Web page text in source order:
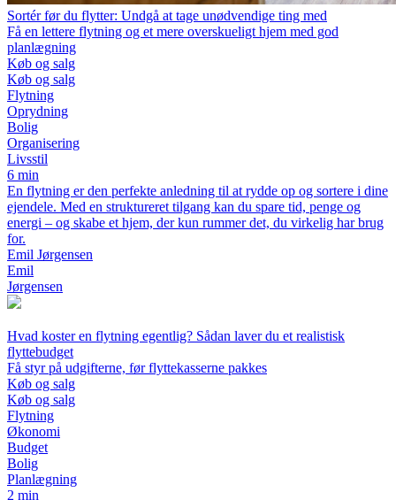
Sortér før du flytter: Undgå at tage unødvendige ting med
Få en lettere flytning og et mere overskueligt hjem med god
planlægning
Køb og salg
Køb og salg
Flytning
Oprydning
Bolig
Organisering
Livsstil
6 min
En flytning er den perfekte anledning til at rydde op og sortere i dine
ejendele. Med en struktureret tilgang kan du spare tid, penge og
energi – og skabe et hjem, der kun rummer det, du virkelig har brug
for.
Emil Jørgensen
Emil
Jørgensen
Hvad koster en flytning egentlig? Sådan laver du et realistisk
flyttebudget
Få styr på udgifterne, før flyttekasserne pakkes
Køb og salg
Køb og salg
Flytning
Økonomi
Budget
Bolig
Planlægning
2 min